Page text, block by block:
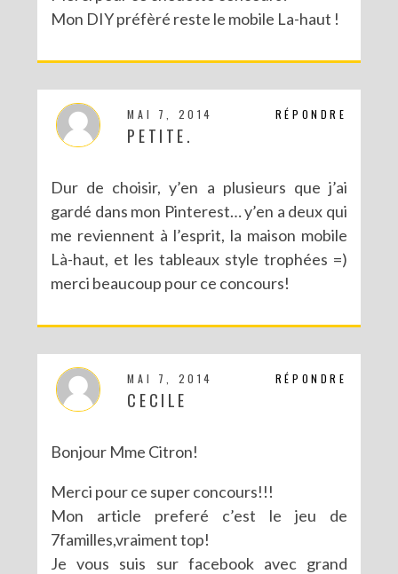
Mon DIY préfèré reste le mobile La-haut !
RÉPONDRE
MAI 7, 2014
PETITE.
Dur de choisir, y’en a plusieurs que j’ai
gardé dans mon Pinterest… y’en a deux qui
me reviennent à l’esprit, la maison mobile
Là-haut, et les tableaux style trophées =)
merci beaucoup pour ce concours!
RÉPONDRE
MAI 7, 2014
CECILE
Bonjour Mme Citron!
Merci pour ce super concours!!!
Mon article preferé c’est le jeu de
7familles,vraiment top!
Je vous suis sur facebook avec grand